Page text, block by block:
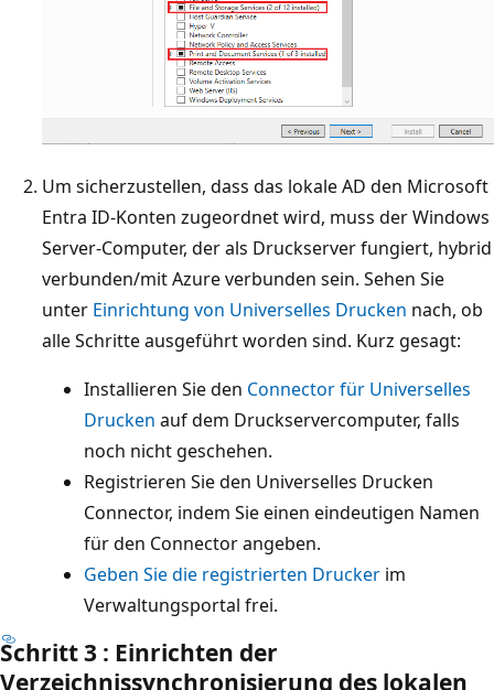
Um sicherzustellen, dass das lokale AD den Microsoft
Entra ID-Konten zugeordnet wird, muss der Windows
Server-Computer, der als Druckserver fungiert, hybrid
verbunden/mit Azure verbunden sein. Sehen Sie
unter Einrichtung von Universelles Drucken nach, ob
alle Schritte ausgeführt worden sind. Kurz gesagt:
Installieren Sie den Connector für Universelles
Drucken auf dem Druckservercomputer, falls
noch nicht geschehen.
Registrieren Sie den Universelles Drucken
Connector, indem Sie einen eindeutigen Namen
für den Connector angeben.
Geben Sie die registrierten Drucker im
Verwaltungsportal frei.
Schritt 3 : Einrichten der
Verzeichnissynchronisierung des lokalen